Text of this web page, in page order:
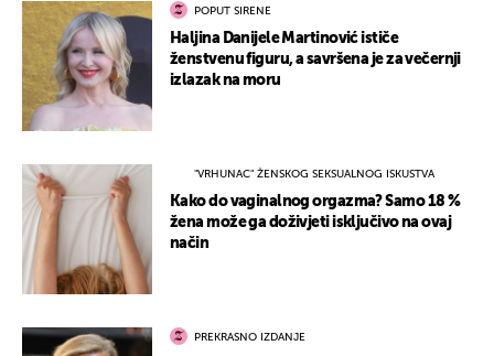
POPUT SIRENE
Haljina Danijele Martinović ističe
ženstvenu figuru, a savršena je za večernji
izlazak na moru
"VRHUNAC" ŽENSKOG SEKSUALNOG ISKUSTVA
Kako do vaginalnog orgazma? Samo 18 %
žena može ga doživjeti isključivo na ovaj
način
PREKRASNO IZDANJE